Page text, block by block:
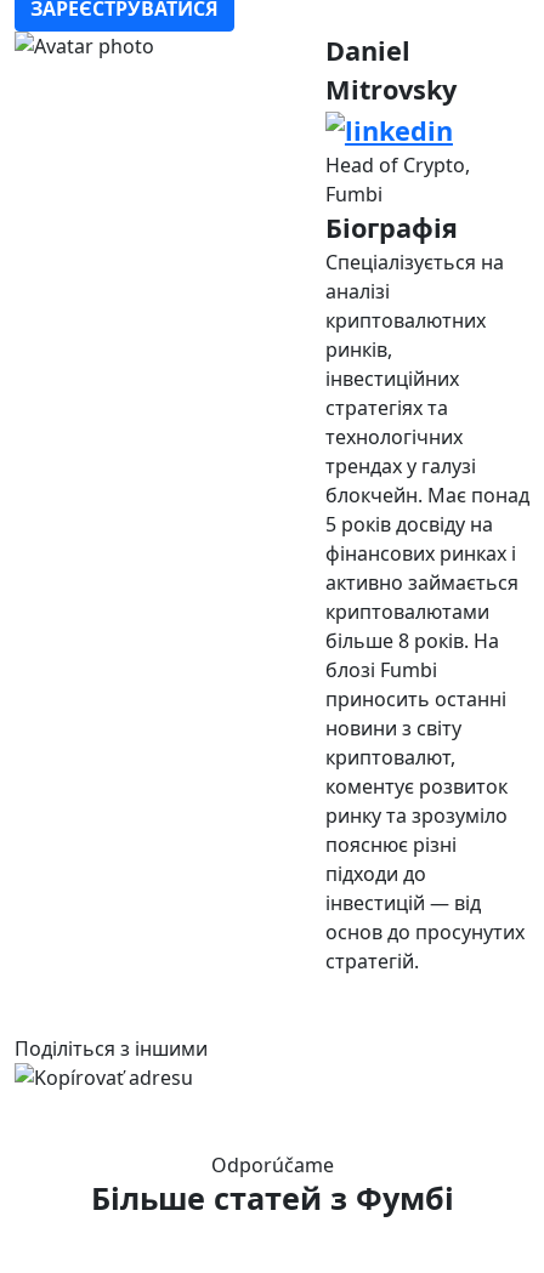
ЗАРЕЄСТРУВАТИСЯ
Daniel
Mitrovsky
Head of Crypto,
Fumbi
Біографія
Спеціалізується на
аналізі
криптовалютних
ринків,
інвестиційних
стратегіях та
технологічних
трендах у галузі
блокчейн. Має понад
5 років досвіду на
фінансових ринках і
активно займається
криптовалютами
більше 8 років. На
блозі Fumbi
приносить останні
новини з світу
криптовалют,
коментує розвиток
ринку та зрозуміло
пояснює різні
підходи до
інвестицій — від
основ до просунутих
стратегій.
Поділіться з іншими
Odporúčame
Більше статей з Фумбі